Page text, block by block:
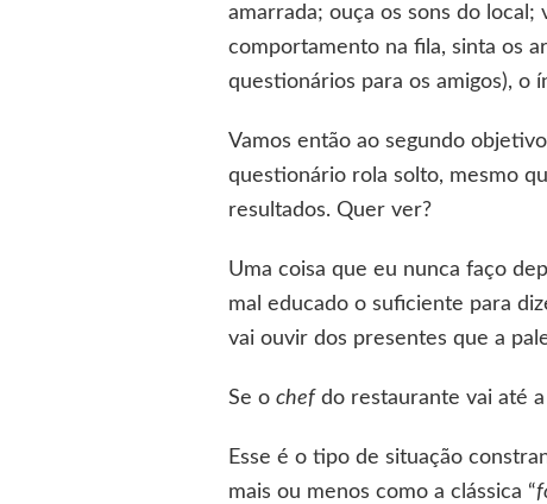
amarrada; ouça os sons do
comportamento na fila, sinta os
questionários para os amigos), o
Vamos então ao segundo
questionário rola solto, mesmo
resultados. Quer ver?
Uma coisa que eu nunca faço
mal educado o suficiente para
vai ouvir dos presentes que a
Se o chef do restaurante vai até
Esse é o tipo de situação
mais ou menos como a clássica “